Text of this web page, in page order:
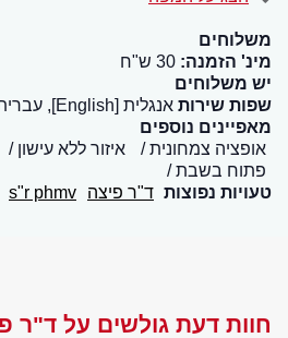
משלוחים
מינ' הזמנה: 30 ש"ח
יש משלוחים
שפות שירות אנגלית [English], עברית [Hebrew]
מאפיינים נוספים
אופציה צמחונית
איזור ללא עישון
פתוח בשבת
טעויות נפוצות ד"ר פיצה s"r phmv
חוות דעת גולשים על ד"ר